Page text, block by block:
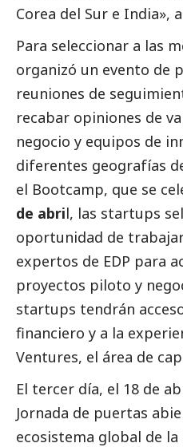
Corea del Sur e India»,
Para seleccionar a las
organizó un evento de
reuniones de
recabar opiniones de
negocio y equipos de
diferentes geografías
el Bootcamp, que se
de abril, las startups
oportunidad de
expertos de EDP para
proyectos piloto y
startups tendrán
financiero y a la
Ventures, el área de
El tercer día, el 18 de
Jornada de puertas
ecosistema global de la